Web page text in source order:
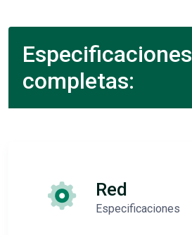
Especificaciones
completas:
Red
Especificaciones